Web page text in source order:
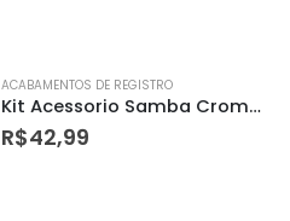
ACABAMENTOS DE REGISTRO
Engate Flexivel 3060 60cm C/ Registro Meber
R$105,72